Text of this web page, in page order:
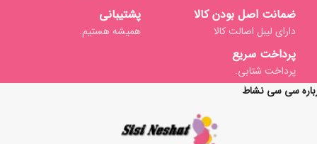
ضمانت اصل بودن کالا
دارای لیبل اصالت کالا
پشتیبانی
همیشه هستیم.
پرداخت سریع
پرداخت شتابی.
سی سی نشاط